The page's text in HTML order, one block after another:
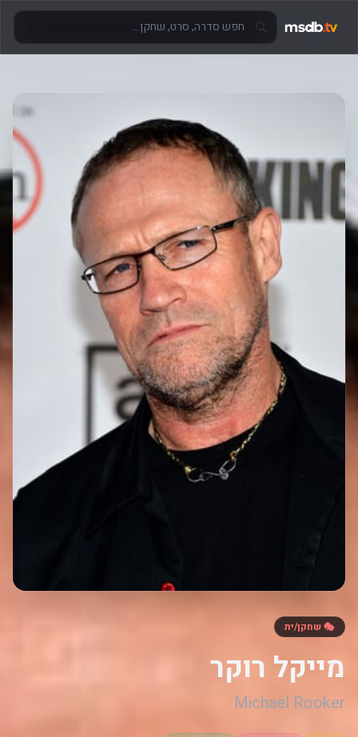
🎭 שחקן/ית
מייקל רוקר
Michael Rooker